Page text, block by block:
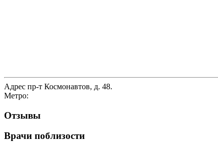
Адрес пр-т Космонавтов, д. 48.
Метро:
Отзывы
Врачи поблизости